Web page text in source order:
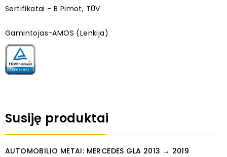
Sertifikatai - B Pimot, TÜV
Gamintojas-AMOS (Lenkija)
Susiję produktai
AUTOMOBILIO METAI: MERCEDES GLA 2013 → 2019